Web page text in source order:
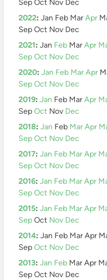
Sep Oct Nov Dec
2022: Jan Feb Mar Apr
Sep Oct Nov Dec
2021: Jan Feb Mar Apr
Sep Oct Nov Dec
2020: Jan Feb Mar Apr
Sep Oct Nov Dec
2019: Jan Feb Mar Apr
Sep Oct Nov Dec
2018: Jan Feb Mar Apr
Sep Oct Nov Dec
2017: Jan Feb Mar Apr
Sep Oct Nov Dec
2016: Jan Feb Mar Apr
Sep Oct Nov Dec
2015: Jan Feb Mar Apr
Sep Oct Nov Dec
2014: Jan Feb Mar Apr
Sep Oct Nov Dec
2013: Jan Feb Mar Apr
Sep Oct Nov Dec